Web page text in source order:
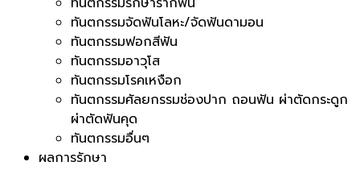
ทันตกรรมจัดฟันโลหะ/จัดฟันดามอน
ทันตกรรมฟอกสีฟัน
ทันตกรรมอาวุโส
ทันตกรรมโรคเหงือก
ทันตกรรมศัลยกรรมช่องปาก ถอนฟัน ผ่าตัดกระดูก
ผ่าตัดฟันคุด
ทันตกรรมอื่นๆ
ผลการรักษา